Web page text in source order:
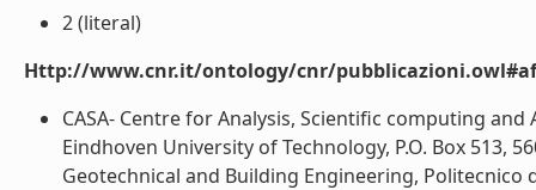
2 (literal)
Http://www.cnr.it/ontology/cnr/
CASA- Centre for Analysis, Scientific computing
Eindhoven University of Technology, P.O. Box 513,
Geotechnical and Building Engineering, Politecnico